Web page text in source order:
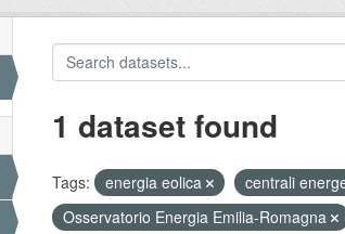
1 dataset found
Tags: energia eolica centrali
Osservatorio Energia Emilia-Romagna